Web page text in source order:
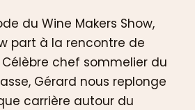
du Wine Makers Show,
part à la rencontre de
chef sommelier du
Gérard nous replonge
carrière autour du